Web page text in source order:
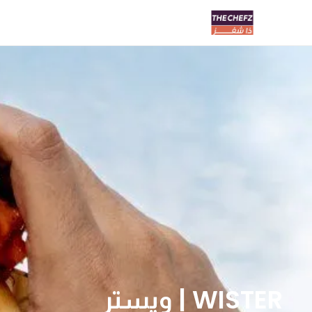
WISTER | ويستر